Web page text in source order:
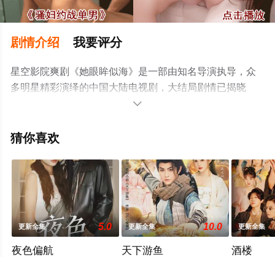
剧情介绍 我要评分
星空影院爽剧《她眼眸似海》是一部由知名导演执导，众
多明星精彩演绎的中国大陆电视剧，大结局剧情已揭晓
（全集），手机免费观看高清无删减完整版电视剧全集就
或剧情网等平台了解。

猜你喜欢
更新全集 5.0
夜色偏航
更新全集 10.0
天下游鱼
更新全集
酒楼